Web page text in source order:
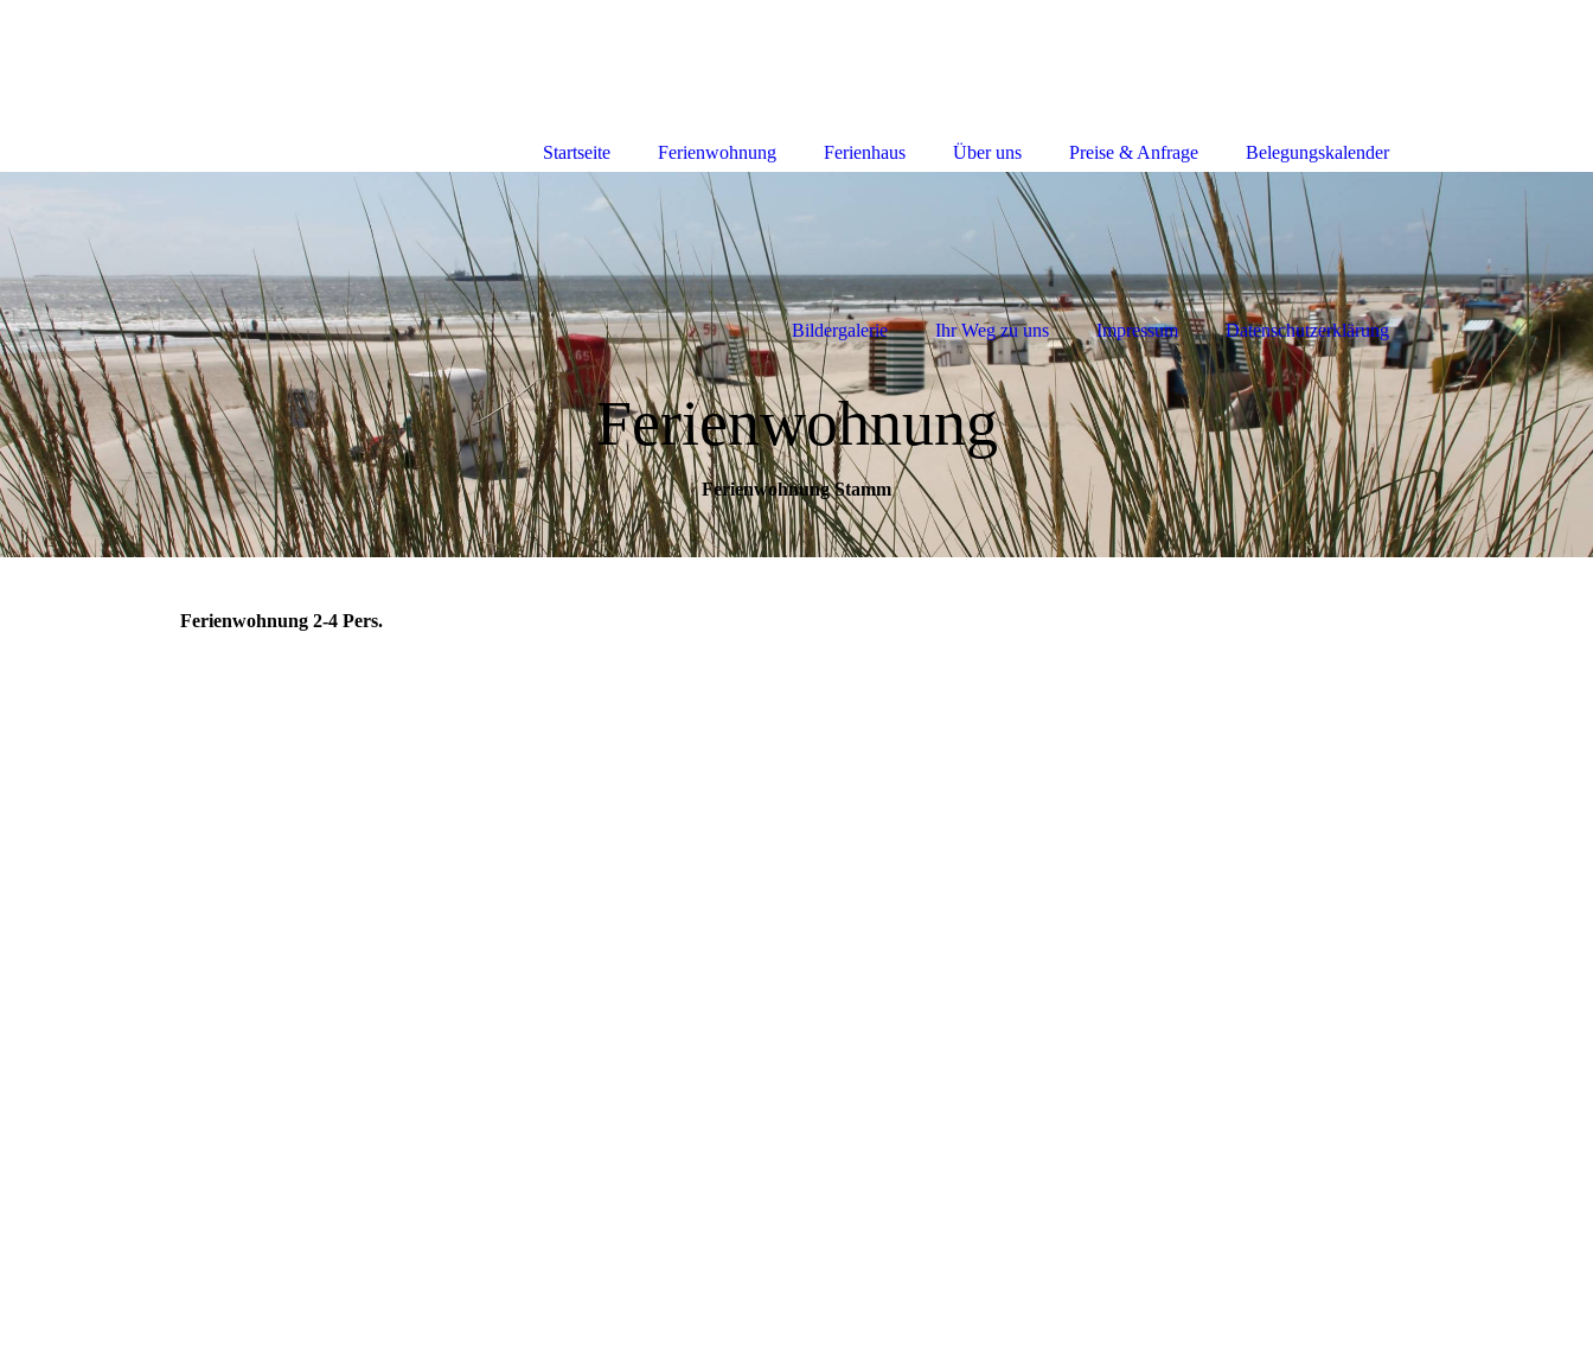
Ferienwohnung
Ferienwohnung Stamm
Ferienwohnung 2-4 Pers.
Startseite Ferienwohnung Ferienhaus Über uns Preise & Anfrage Belegungskalender
Bildergalerie Ihr Weg zu uns Impressum Datenschutzerklärung